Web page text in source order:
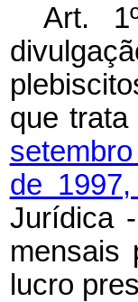
Art.
que
de 1997,
Jurídica
mensais
lucro